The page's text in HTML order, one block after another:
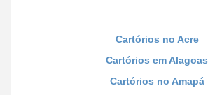
Cartórios no Acre
Cartórios em Alagoas
Cartórios no Amapá